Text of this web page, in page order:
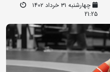
چهارشنبه ۳۱ خرداد ۱۴۰۲
21:25